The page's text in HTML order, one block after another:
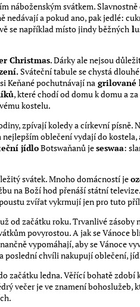
náboženským svátkem.
nedávají a pokud ano, pak jedlé:
se například místo jindy běžných l
Christmas. Dárky ale nejsou
Sváteční tabule se chystá
Keňané pochutnávají na grilované
, které chodí od domu k domu a
kostelu.
zpívají koledy a církevní písně.
nejlepším oblečení vydají do
jídloBotswaňanů jeseswaa:
svátek. Mnoho domácností je
na Boží hod přenáší státní
zvířat vykrmují jen pro tuto
od začátku roku. Trvanlivé
povyrostou. A jak se Vánoce
vypomáhají, aby se Vánoce
chvíli nakupují oblečení,
začátku ledna. Věřící bohatě
večer je ve znamení bohoslužeb,